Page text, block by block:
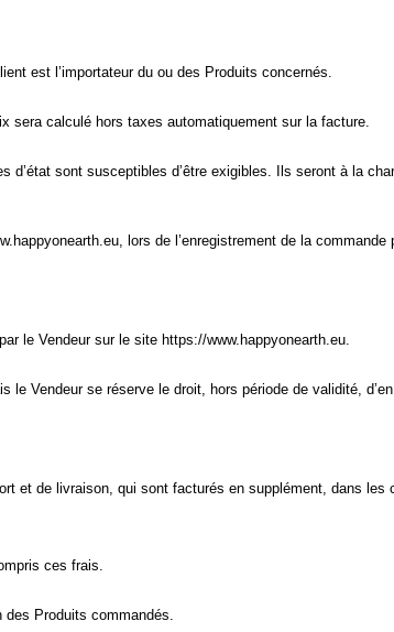
est l’importateur du ou des Produits concernés.
sera calculé hors taxes automatiquement sur la facture.
d’état sont susceptibles d’être exigibles. Ils seront à la
, lors de l’enregistrement de la commande
le Vendeur sur le site https://www.happyonearth.eu.
Vendeur se réserve le droit, hors période de validité,
et de livraison, qui sont facturés en supplément, dans
ces frais.
des Produits commandés.